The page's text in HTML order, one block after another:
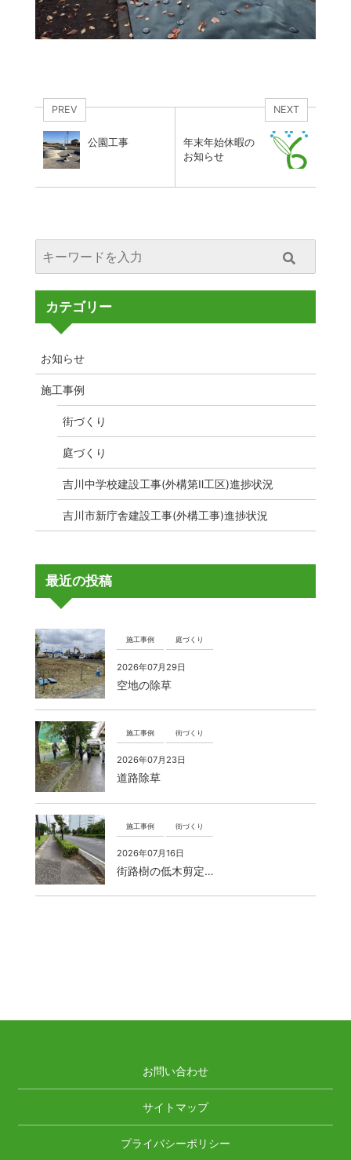
PREV
公園工事
NEXT
年末年始休暇の
お知らせ
カテゴリー
お知らせ
施工事例
街づくり
庭づくり
吉川中学校建設工事(外構第Ⅱ工区)進捗状況
吉川市新庁舎建設工事(外構工事)進捗状況
最近の投稿
施工事例 庭づくり
2026年07月29日
空地の除草
施工事例 街づくり
2026年07月23日
道路除草
施工事例 街づくり
2026年07月16日
街路樹の低木剪定…
お問い合わせ
サイトマップ
プライバシーポリシー